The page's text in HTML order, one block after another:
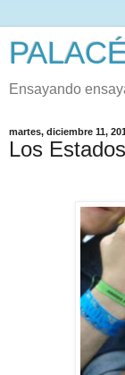
Ensayando
martes, diciembre 11,
Los